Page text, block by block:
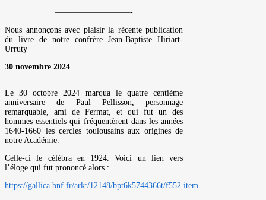
—————————-
Nous annonçons avec plaisir la récente publication
du livre de notre confrère Jean-Baptiste Hiriart-
Urruty
30 novembre 2024
Le 30 octobre 2024 marqua le quatre centième
anniversaire de Paul Pellisson, personnage
remarquable, ami de Fermat, et qui fut un des
hommes essentiels qui fréquentèrent dans les années
1640-1660 les cercles toulousains aux origines de
notre Académie.
Celle-ci le célébra en 1924. Voici un lien vers
l’éloge qui fut prononcé alors :
https://gallica.bnf.fr/ark:/12148/bpt6k5744366t/f552.item